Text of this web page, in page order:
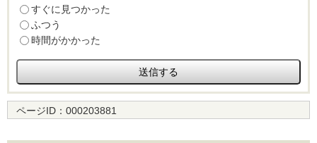
すぐに見つかった
ふつう
時間がかかった
ページID： 000203881